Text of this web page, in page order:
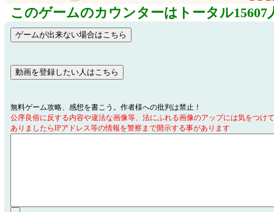
このゲームのカウンターはトータル15607
無料ゲーム攻略、感想を書こう。作者様への批判は禁止！
公序良俗に反する内容や違法な画像等、法にふれる画像のアップには気をつけ
ありましたらIPアドレス等の情報を警察まで開示する事があります